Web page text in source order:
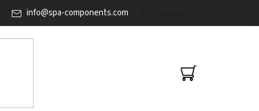
info@spa-components.com
NÁKUPNÝ